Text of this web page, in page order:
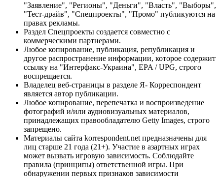
"Заявление", "Регионы", "Деньги", "Власть", "Выборы",
"Тест-драйв", "Спецпроекты", "Промо" публикуются на
правах рекламы.
Раздел Спецпроекты создается совместно с
коммерческими партнерами.
Любое копирование, публикация, републикация и
другое распространение информации, которое содержит
ссылку на "Интерфакс-Украина", EPA / UPG, строго
воспрещается.
Владелец веб-страницы в разделе Я- Корреспондент
является автор публикации.
Любое копирование, перепечатка и воспроизведение
фотографий и/или аудиовизуальных материалов,
принадлежащих правообладателю Getty Images, строго
запрещено.
Материалы сайта korrespondent.net предназначены для
лиц старше 21 года (21+). Участие в азартных играх
может вызвать игровую зависимость. Соблюдайте
правила (принципы) ответственной игры. При
обнаружении первых признаков зависимости